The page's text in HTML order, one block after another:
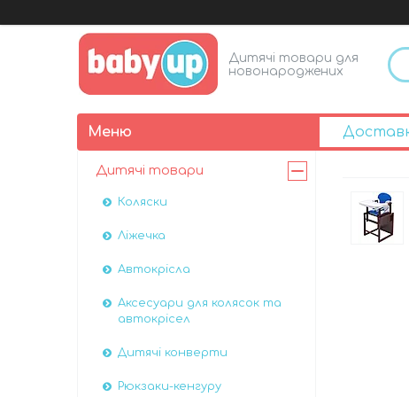
Дитячі товари для
новонароджених
Дитячі товари
Коляски
Ліжечка
Автокрісла
Аксесуари для колясок та
автокрісел
Дитячі конверти
Рюкзаки-кенгуру